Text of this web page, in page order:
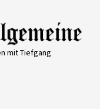
mit Tiefgang